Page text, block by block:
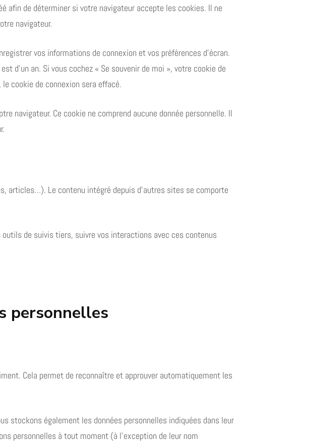
afin de déterminer si votre navigateur accepte les cookies. Il ne
navigateur.
vos informations de connexion et vos préférences d’écran.
d’un an. Si vous cochez « Se souvenir de moi », votre cookie de
cookie de connexion sera effacé.
navigateur. Ce cookie ne comprend aucune donnée personnelle. Il
articles…). Le contenu intégré depuis d’autres sites se comporte
de suivis tiers, suivre vos interactions avec ces contenus
personnelles
Cela permet de reconnaître et approuver automatiquement les
également les données personnelles indiquées dans leur
personnelles à tout moment (à l’exception de leur nom